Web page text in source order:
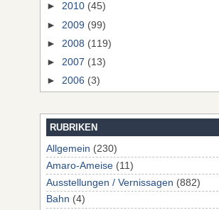
► 2010 (45)
► 2009 (99)
► 2008 (119)
► 2007 (13)
► 2006 (3)
RUBRIKEN
Allgemein (230)
Amaro-Ameise (11)
Ausstellungen / Vernissagen (882)
Bahn (4)